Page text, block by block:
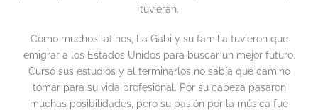
tuvieran.
Como muchos latinos, La Gabi y su familia tuvieron que
emigrar a los Estados Unidos para buscar un mejor futuro.
Cursó sus estudios y al terminarlos no sabía qué camino
tomar para su vida profesional. Por su cabeza pasaron
muchas posibilidades, pero su pasión por la música fue